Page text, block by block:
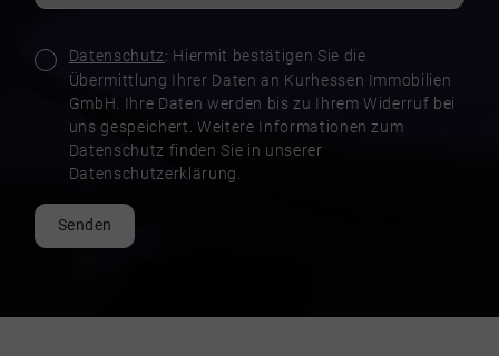
Datenschutz: Hiermit bestätigen Sie die
Übermittlung Ihrer Daten an Kurhessen Immobilien
GmbH. Ihre Daten werden bis zu Ihrem Widerruf bei
uns gespeichert. Weitere Informationen zum
Datenschutz finden Sie in unserer
Datenschutzerklärung.
Senden